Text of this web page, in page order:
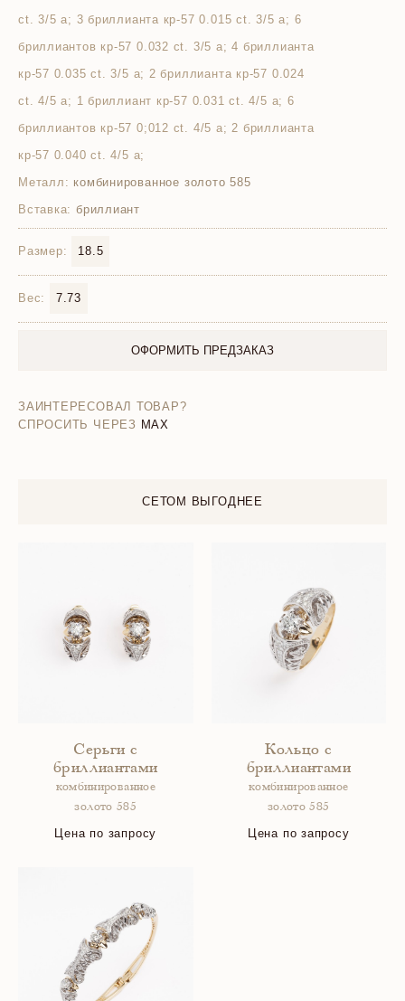
ct. 3/5 а; 3 бриллианта кр-57 0.015 ct. 3/5 а; 6
бриллиантов кр-57 0.032 ct. 3/5 а; 4 бриллианта
кр-57 0.035 ct. 3/5 а; 2 бриллианта кр-57 0.024
ct. 4/5 а; 1 бриллиант кр-57 0.031 ct. 4/5 а; 6
бриллиантов кр-57 0;012 ct. 4/5 а; 2 бриллианта
кр-57 0.040 ct. 4/5 а;
Металл: комбинированное золото 585
Вставка: бриллиант
Размер: 18.5
Вес: 7.73
ОФОРМИТЬ ПРЕДЗАКАЗ
ЗАИНТЕРЕСОВАЛ ТОВАР?
СПРОСИТЬ ЧЕРЕЗ MAX
СЕТОМ ВЫГОДНЕЕ
Серьги с
бриллиантами
комбинированное
золото 585
Цена по запросу
Кольцо с
бриллиантами
комбинированное
золото 585
Цена по запросу